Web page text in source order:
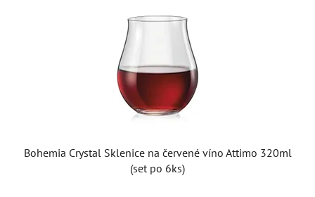
Bohemia Crystal Sklenice na červené víno Attimo 320ml
(set po 6ks)